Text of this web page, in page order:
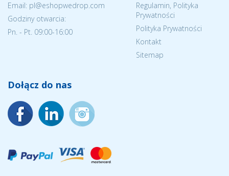
Email: pl@eshopwedrop.com
Godziny otwarcia:
Pn. - Pt. 09:00-16:00
Regulamin, Polityka
Prywatności
Polityka Prywatności
Kontakt
Sitemap
Dołącz do nas